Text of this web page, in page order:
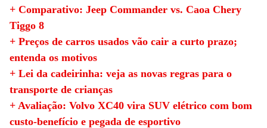
+ Comparativo: Jeep Commander vs. Caoa Chery
Tiggo 8
+ Preços de carros usados vão cair a curto prazo;
entenda os motivos
+ Lei da cadeirinha: veja as novas regras para o
transporte de crianças
+ Avaliação: Volvo XC40 vira SUV elétrico com bom
custo-benefício e pegada de esportivo